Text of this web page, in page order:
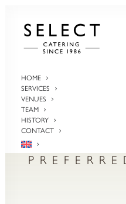
HOME
SERVICES
VENUES
TEAM
HISTORY
CONTACT